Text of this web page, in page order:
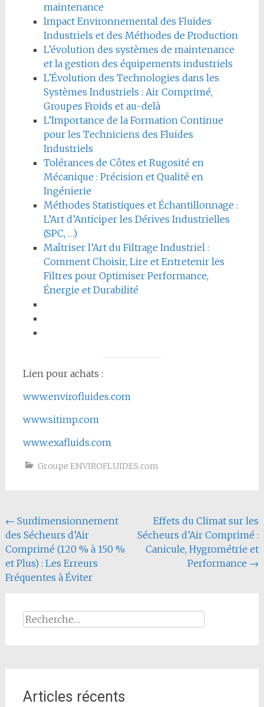
maintenance
Impact Environnemental des Fluides
Industriels et des Méthodes de Production
L’évolution des systèmes de maintenance
et la gestion des équipements industriels
L’Évolution des Technologies dans les
Systèmes Industriels : Air Comprimé,
Groupes Froids et au-delà
L’Importance de la Formation Continue
pour les Techniciens des Fluides
Industriels
Tolérances de Côtes et Rugosité en
Mécanique : Précision et Qualité en
Ingénierie
Méthodes Statistiques et Échantillonnage :
L’Art d’Anticiper les Dérives Industrielles
(SPC, …)
Maîtriser l’Art du Filtrage Industriel :
Comment Choisir, Lire et Entretenir les
Filtres pour Optimiser Performance,
Énergie et Durabilité
Lien pour achats :
www.envirofluides.com
www.sitimp.com
www.exafluids.com
Groupe ENVIROFLUIDES.com
Navigation
de
l'article
← Surdimensionnement
des Sécheurs d’Air
Comprimé (120 % à 150 %
et Plus) : Les Erreurs
Fréquentes à Éviter
Effets du Climat sur les
Sécheurs d’Air Comprimé :
Canicule, Hygrométrie et
Performance →
Rechercher :
Articles récents